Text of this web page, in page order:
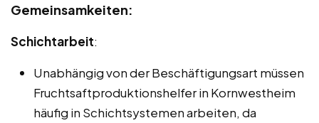
Gemeinsamkeiten:
Schichtarbeit:
Unabhängig von der Beschäftigungsart müssen
Fruchtsaftproduktionshelfer in Kornwestheim
häufig in Schichtsystemen arbeiten, da